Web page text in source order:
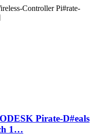
Controller Pi#rate-
Pirate-D#eals
1…